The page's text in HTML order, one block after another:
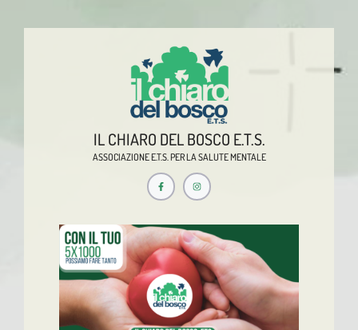
IL CHIARO DEL BOSCO E.T.S.
ASSOCIAZIONE E.T.S. PER LA SALUTE MENTALE